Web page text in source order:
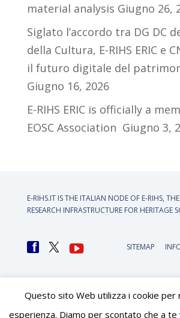
material analysis Giugno 26,
Siglato l’accordo tra DG DC
della Cultura, E-RIHS ERIC e
il futuro digitale del
Giugno 16, 2026
E-RIHS ERIC is officially a
EOSC Association Giugno 3,
E-RIHS.IT IS THE ITALIAN NODE OF E-RIHS,
RESEARCH INFRASTRUCTURE FOR HERITAGE
SITEMAP
Questo sito Web utilizza i cookie per
esperienza. Diamo per scontato che a te